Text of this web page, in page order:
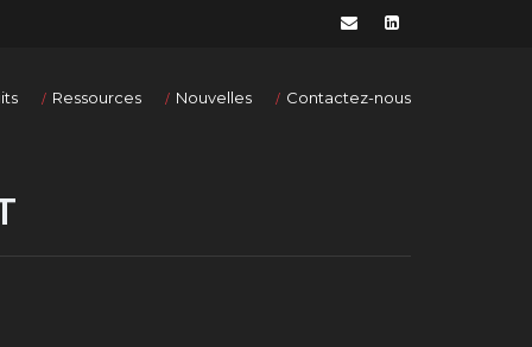
Ressources Nouvelles Contactez-nous